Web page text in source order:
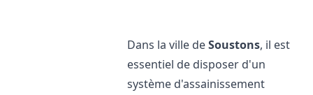
Dans la ville deSoustons, il est
essentiel de disposer d'un
système d'assainissement